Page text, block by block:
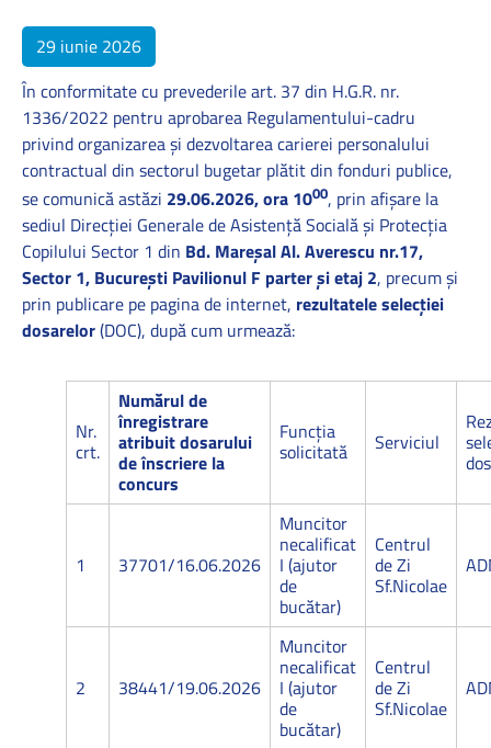
29 iunie 2026
În conformitate cu prevederile art. 37 din H.G.R. nr.
1336/2022 pentru aprobarea Regulamentului-cadru
privind organizarea și dezvoltarea carierei personalului
contractual din sectorul bugetar plătit din fonduri publice,
se comunică astăzi 29.06.2026, ora 1000, prin afişare la
sediul Direcţiei Generale de Asistenţă Socială şi Protecţia
Copilului Sector 1 din Bd. Mareşal Al. Averescu nr.17,
Sector 1, Bucureşti Pavilionul F parter şi etaj 2, precum şi
prin publicare pe pagina de internet, rezultatele selecţiei
dosarelor(DOC), după cum urmează:
Nr.
crt.
Numărul de
înregistrare
atribuit dosarului
de înscriere la
concurs
Funcţia
solicitată Serviciul
1 37701/16.06.2026
Muncitor
necalificat
I (ajutor
de
bucătar)
Centrul
de Zi
Sf.Nicolae
2 38441/19.06.2026
Muncitor
necalificat
I (ajutor
de
bucătar)
Centrul
de Zi
Sf.Nicolae